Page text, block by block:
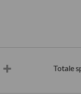
Totale